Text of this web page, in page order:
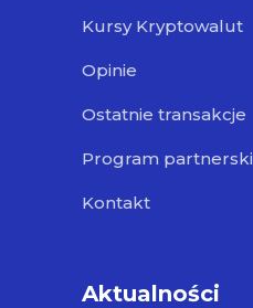
Kursy Kryptowalut
Opinie
Ostatnie transakcje
Program partnerski
Kontakt
Aktualności